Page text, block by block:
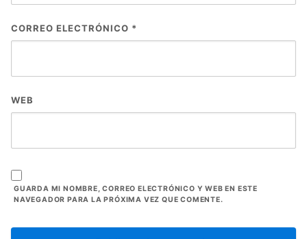
CORREO ELECTRÓNICO *
WEB
GUARDA MI NOMBRE, CORREO ELECTRÓNICO Y WEB EN ESTE
NAVEGADOR PARA LA PRÓXIMA VEZ QUE COMENTE.